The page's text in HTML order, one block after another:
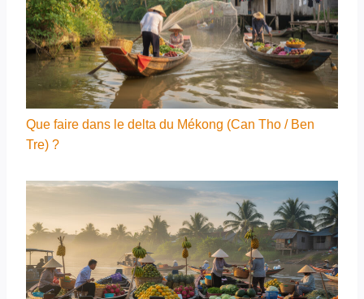
Que faire dans le delta du Mékong (Can Tho / Ben
Tre) ?